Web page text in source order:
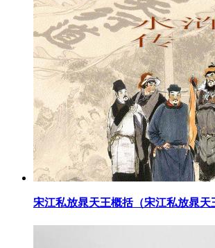
宋江私放晁天王概括（宋江私放晁天